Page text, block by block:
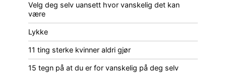
Velg deg selv uansett hvor vanskelig det kan
være
Lykke
11 ting sterke kvinner aldri gjør
15 tegn på at du er for vanskelig på deg selv